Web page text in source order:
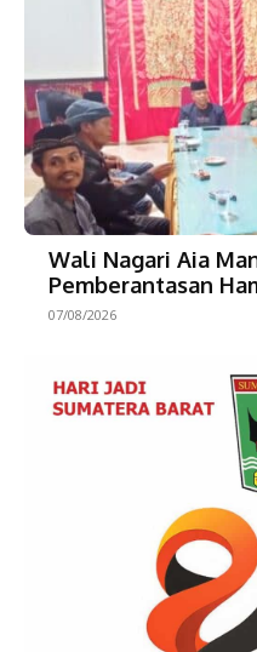
Wali Nagari Aia
Pemberantasan
07/08/2026